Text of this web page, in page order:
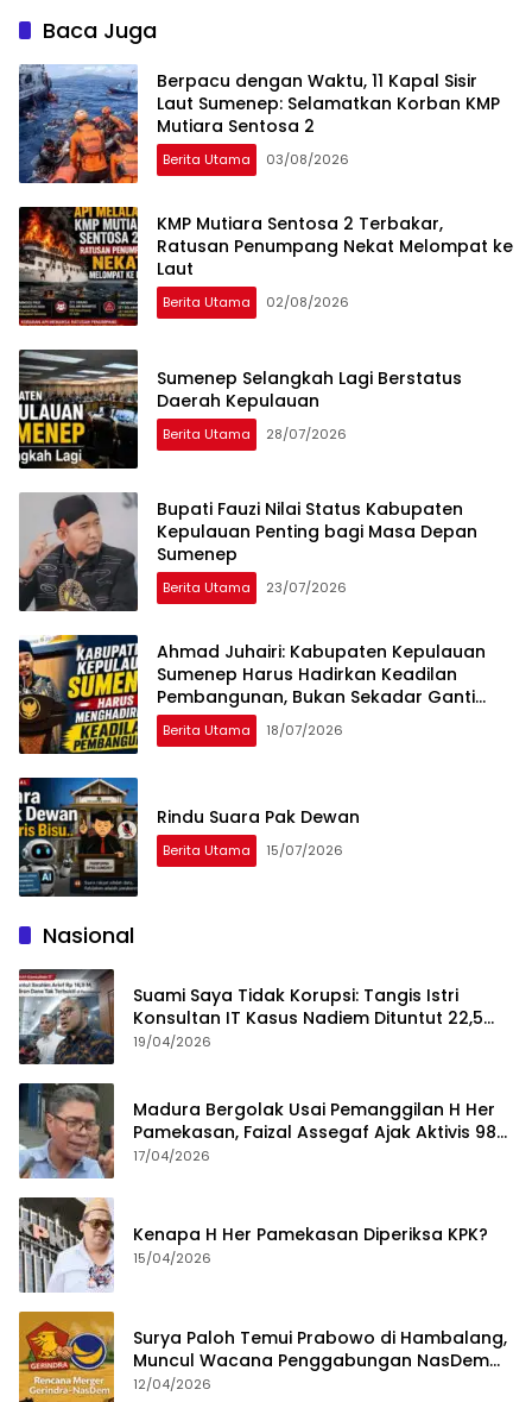
Sekadar Ganti Nama
Baca Juga
Berpacu dengan Waktu, 11 Kapal Sisir
Laut Sumenep: Selamatkan Korban KMP
Mutiara Sentosa 2
Berita Utama 03/08/2026
KMP Mutiara Sentosa 2 Terbakar,
Ratusan Penumpang Nekat Melompat ke
Laut
Berita Utama 02/08/2026
Sumenep Selangkah Lagi Berstatus
Daerah Kepulauan
Berita Utama 28/07/2026
Bupati Fauzi Nilai Status Kabupaten
Kepulauan Penting bagi Masa Depan
Sumenep
Berita Utama 23/07/2026
Ahmad Juhairi: Kabupaten Kepulauan
Sumenep Harus Hadirkan Keadilan
Pembangunan, Bukan Sekadar Ganti
Nama
Berita Utama 18/07/2026
Rindu Suara Pak Dewan
Berita Utama 15/07/2026
Nasional
Suami Saya Tidak Korupsi: Tangis Istri
Konsultan IT Kasus Nadiem Dituntut 22,5
Tahun
19/04/2026
Madura Bergolak Usai Pemanggilan H Her
Pamekasan, Faizal Assegaf Ajak Aktivis 98
Bongkar Permainan KPK
17/04/2026
Kenapa H Her Pamekasan Diperiksa KPK?
15/04/2026
Surya Paloh Temui Prabowo di Hambalang,
Muncul Wacana Penggabungan NasDem
dan Gerindra
12/04/2026